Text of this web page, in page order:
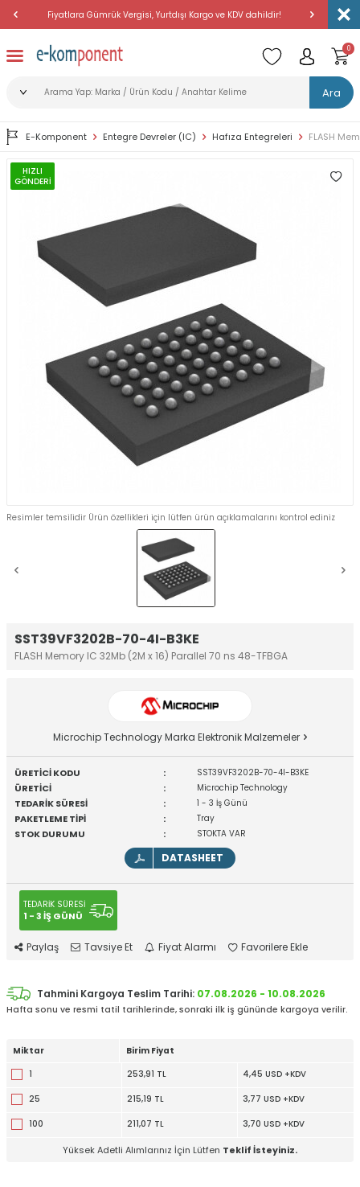
Fiyatlara Gümrük Vergisi, Yurtdışı Kargo ve KDV dahildir!
Ara
0
E-Komponent Entegre Devreler (IC) Hafıza Entegreleri FLASH
SST39VF3202B-70-4I-B3KE
FLASH Memory IC 32Mb (2M x 16) Parallel 70 ns 48-TFBGA
HIZLI
GÖNDERİ
Resimler temsilidir Ürün özellikleri için lütfen ürün açıklamalarını kontrol ediniz
Microchip Technology Marka Elektronik Malzemeler
ÜRETİCİ KODU : SST39VF3202B-70-4I-B3KE
ÜRETİCİ : Microchip Technology
TEDARİK SÜRESİ : 1 - 3 İş Günü
PAKETLEME TİPİ : Tray
STOK DURUMU : STOKTA VAR
DATASHEET
TEDARİK SÜRESİ
1 - 3 İŞ GÜNÜ
Paylaş Tavsiye Et Fiyat Alarmı Favorilere Ekle
Tahmini Kargoya Teslim Tarihi: 07.08.2026 - 10.08.2026
Hafta sonu ve resmi tatil tarihlerinde, sonraki ilk iş gününde kargoya verilir.
Miktar
Birim Fiyat
1
253,91 TL 4,45 USD +KDV
25 215,19 TL 3,77 USD +KDV
100 211,07 TL 3,70 USD +KDV
Yüksek Adetli Alımlarınız İçin Lütfen Teklif İsteyiniz.